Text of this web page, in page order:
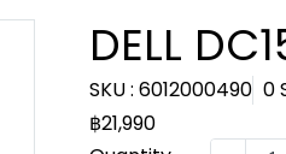
DELL
SKU : 6012000490 0
฿21,990